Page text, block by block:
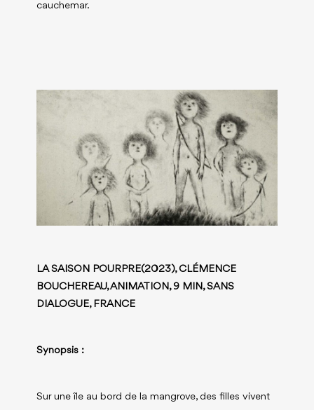
cauchemar.
LA SAISON POURPRE(2023), CLÉMENCE
BOUCHEREAU, ANIMATION, 9 MIN, SANS
DIALOGUE, FRANCE
Synopsis :
Sur une île au bord de la mangrove, des filles vivent